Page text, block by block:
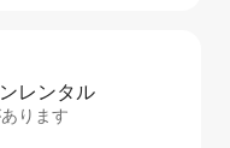
レ⁠ン⁠タ⁠ル
ります